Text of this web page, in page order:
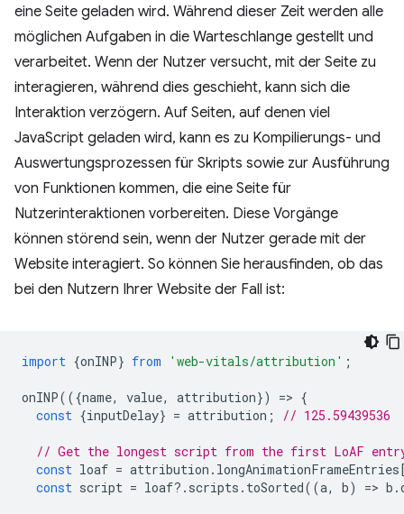
eine Seite geladen wird. Während dieser Zeit werden alle
möglichen Aufgaben in die Warteschlange gestellt und
verarbeitet. Wenn der Nutzer versucht, mit der Seite zu
interagieren, während dies geschieht, kann sich die
Interaktion verzögern. Auf Seiten, auf denen viel
JavaScript geladen wird, kann es zu Kompilierungs- und
Auswertungsprozessen für Skripts sowie zur Ausführung
von Funktionen kommen, die eine Seite für
Nutzerinteraktionen vorbereiten. Diese Vorgänge
können störend sein, wenn der Nutzer gerade mit der
Website interagiert. So können Sie herausfinden, ob das
bei den Nutzern Ihrer Website der Fall ist:
import {onINP} from 'web-vitals/attribution' ;
onINP(({name, value, attribution}) => {
const {inputDelay} = attribution ; // 125.59439536
// Get the longest script from the first LoAF
const loaf = attribution . longAnimationFrameEntries
const script = loaf? . scripts . toSorted((a, b) => b .